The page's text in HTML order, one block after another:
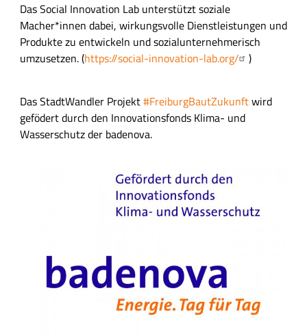
Das Social Innovation Lab unterstützt soziale
Macher*innen dabei, wirkungsvolle Dienstleistungen und
Produkte zu entwickeln und sozialunternehmerisch
umzusetzen. (https://social-innovation-lab.org/ )
Das StadtWandler Projekt#FreiburgBautZukunftwird
gefödert durch den Innovationsfonds Klima- und
Wasserschutz der badenova.